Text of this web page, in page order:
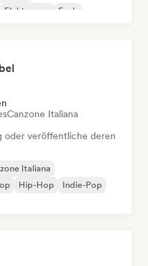
Elektropop Funk
Canzone Italiana
oder veröffentliche deren
Italiana
Hip-Hop
Indie-Pop